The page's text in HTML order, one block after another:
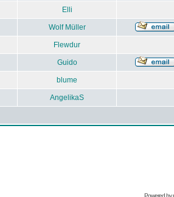
Elli
Wolf Müller
Flewdur
Guido
blume
AngelikaS
Powered by